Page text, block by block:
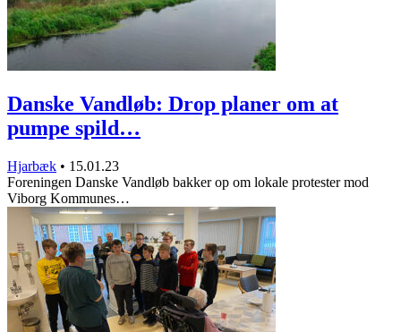
Danske Vandløb: Drop planer om at
pumpe spild…
Hjarbæk • 15.01.23
Foreningen Danske Vandløb bakker op om lokale protester mod
Viborg Kommunes…